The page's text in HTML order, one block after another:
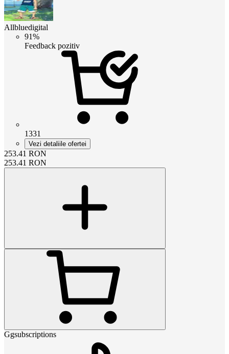
Allbluedigital
91%
Feedback pozitiv
1331
Vezi detaliile ofertei
253.41 RON
253.41 RON
Ggsubscriptions